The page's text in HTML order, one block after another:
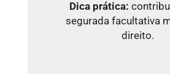
Dica prática:
segurada facultativa
direito.